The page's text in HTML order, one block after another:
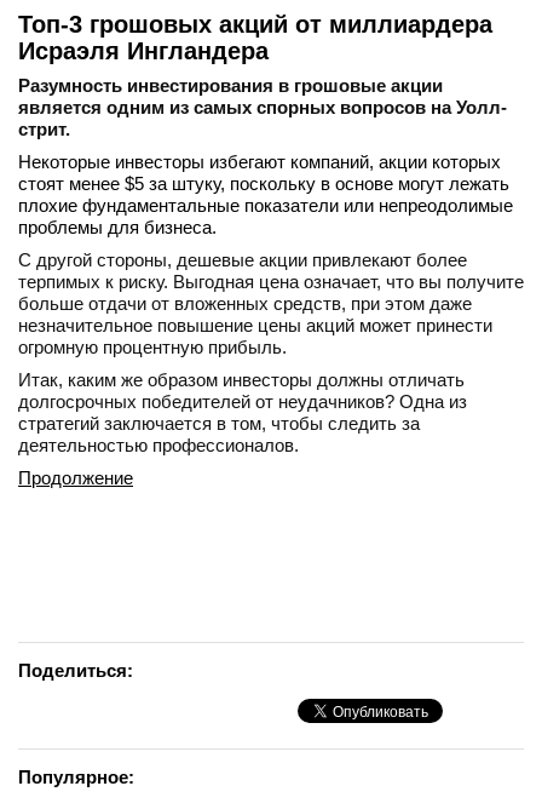
Топ-3 грошовых акций от миллиардера
Исраэля Ингландера
Разумность инвестирования в грошовые акции
является одним из самых спорных вопросов на Уолл-
стрит.
Некоторые инвесторы избегают компаний, акции которых
стоят менее $5 за штуку, поскольку в основе могут лежать
плохие фундаментальные показатели или непреодолимые
проблемы для бизнеса.
С другой стороны, дешевые акции привлекают более
терпимых к риску. Выгодная цена означает, что вы получите
больше отдачи от вложенных средств, при этом даже
незначительное повышение цены акций может принести
огромную процентную прибыль.
Итак, каким же образом инвесторы должны отличать
долгосрочных победителей от неудачников? Одна из
стратегий заключается в том, чтобы следить за
деятельностью профессионалов.
Продолжение
Поделиться:
Популярное: